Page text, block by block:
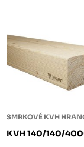
SMRKOVÉ KVH
KVH 140/140/